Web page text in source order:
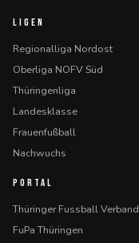
LIGEN
Regionalliga Nordost
Oberliga NOFV Süd
Thüringenliga
Landesklasse
Frauenfußball
Nachwuchs
PORTAL
Thüringer Fussball Verband
FuPa Thüringen